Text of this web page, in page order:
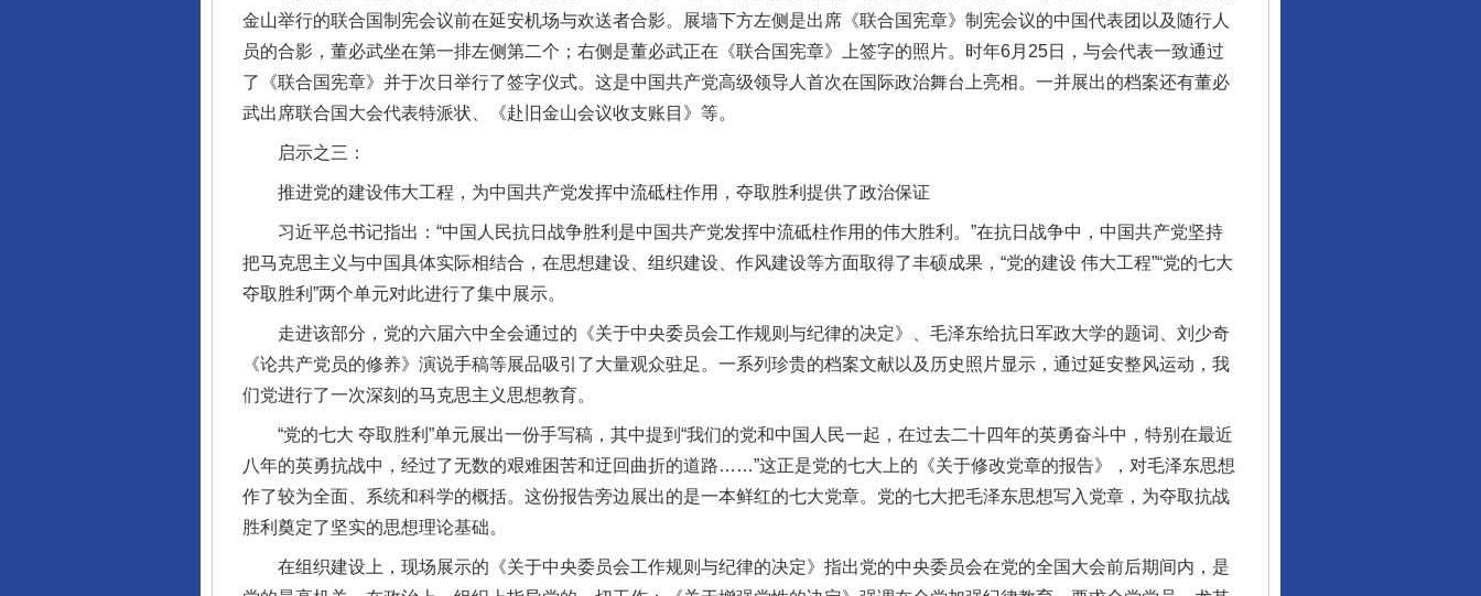
金山举行的联合国制宪会议前在延安机场与欢送者合影。展墙下方左侧是出席《联合国宪章》制宪会议的中国代表团以及随行人
员的合影，董必武坐在第一排左侧第二个；右侧是董必武正在《联合国宪章》上签字的照片。时年6月25日，与会代表一致通过
了《联合国宪章》并于次日举行了签字仪式。这是中国共产党高级领导人首次在国际政治舞台上亮相。一并展出的档案还有董必
武出席联合国大会代表特派状、《赴旧金山会议收支账目》等。
启示之三：
推进党的建设伟大工程，为中国共产党发挥中流砥柱作用，夺取胜利提供了政治保证
习近平总书记指出：“中国人民抗日战争胜利是中国共产党发挥中流砥柱作用的伟大胜利。”在抗日战争中，中国共产党坚持
把马克思主义与中国具体实际相结合，在思想建设、组织建设、作风建设等方面取得了丰硕成果，“党的建设 伟大工程”“党的七大
夺取胜利”两个单元对此进行了集中展示。
走进该部分，党的六届六中全会通过的《关于中央委员会工作规则与纪律的决定》、毛泽东给抗日军政大学的题词、刘少奇
《论共产党员的修养》演说手稿等展品吸引了大量观众驻足。一系列珍贵的档案文献以及历史照片显示，通过延安整风运动，我
们党进行了一次深刻的马克思主义思想教育。
“党的七大 夺取胜利”单元展出一份手写稿，其中提到“我们的党和中国人民一起，在过去二十四年的英勇奋斗中，特别在最近
八年的英勇抗战中，经过了无数的艰难困苦和迂回曲折的道路……”这正是党的七大上的《关于修改党章的报告》，对毛泽东思想
作了较为全面、系统和科学的概括。这份报告旁边展出的是一本鲜红的七大党章。党的七大把毛泽东思想写入党章，为夺取抗战
胜利奠定了坚实的思想理论基础。
在组织建设上，现场展示的《关于中央委员会工作规则与纪律的决定》指出党的中央委员会在党的全国大会前后期间内，是
完善运行机制助力责任有效落实 一纸欠条伤亲情 巡回调解促和解.. 行业协会接连发公告